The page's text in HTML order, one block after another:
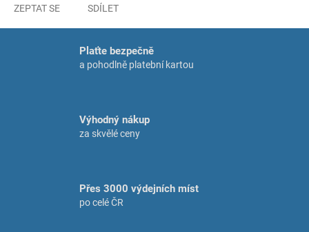
ZEPTAT SE SDÍLET
Plaťte bezpečně
a pohodlně platební kartou
Výhodný nákup
za skvělé ceny
Přes 3000 výdejních míst
po celé ČR